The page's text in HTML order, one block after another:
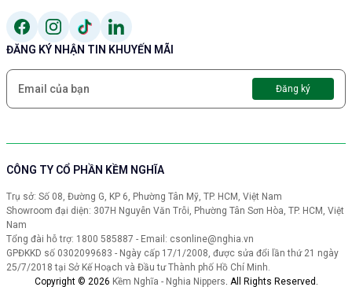
ĐĂNG KÝ NHẬN TIN KHUYẾN MÃI
Đăng ký
CÔNG TY CỔ PHẦN KỀM NGHĨA
Trụ sở: Số 08, Đường G, KP 6, Phường Tân Mỹ, TP. HCM, Việt Nam
Showroom đại diện: 307H Nguyễn Văn Trỗi, Phường Tân Sơn Hòa, TP. HCM, Việt
Nam
Tổng đài hỗ trợ: 1800 585887 - Email: csonline@nghia.vn
GPĐKKD số 0302099683 - Ngày cấp 17/1/2008, được sửa đổi lần thứ 21 ngày
25/7/2018 tại Sở Kế Hoạch và Đầu tư Thành phố Hồ Chí Minh.
Copyright © 2026 Kềm Nghĩa - Nghia Nippers. All Rights Reserved.